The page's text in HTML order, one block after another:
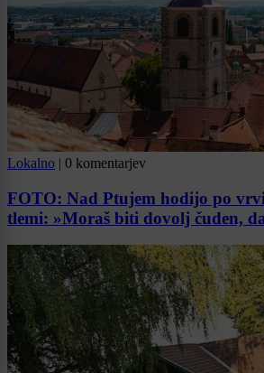
Lokalno | 0 komentarjev
FOTO: Nad Ptujem hodijo po
tlemi: »Moraš biti dovolj čuden,